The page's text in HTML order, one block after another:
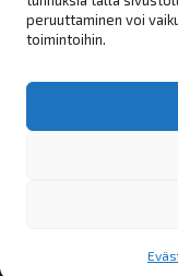
peruuttaminen voi
toimintoihin.
Yhteystiedot
Tilaus- toimitus- ja